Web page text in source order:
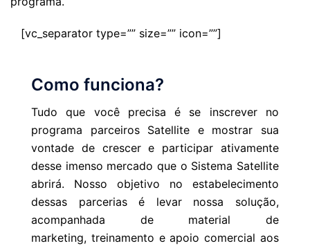
[vc_separator type=”” size=”” icon=””]
Como funciona?
Tudo que você precisa é se inscrever no
programa parceiros Satellite e mostrar sua
vontade de crescer e participar ativamente
desse imenso mercado que o Sistema Satellite
abrirá. Nosso objetivo no estabelecimento
dessas parcerias é levar nossa solução,
acompanhada de material de
marketing, treinamento e apoio comercial aos